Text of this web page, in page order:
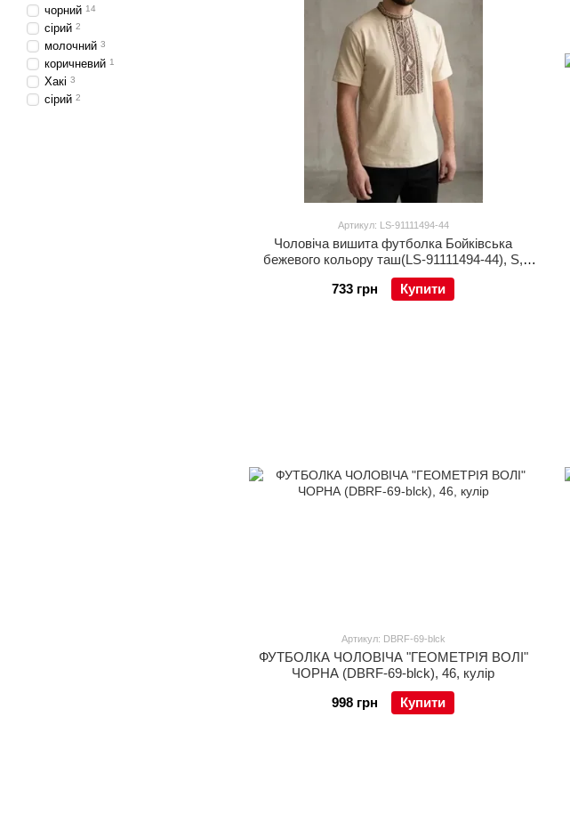
Артикул: LS-91111494-44
Чоловіча вишита футболка Бойківська
бежевого кольору таш(LS-91111494-44), S,
бавовна
733 грн
Купити
Артикул: DBRF-69-blck
ФУТБОЛКА ЧОЛОВІЧА "ГЕОМЕТРІЯ ВОЛІ"
ЧОРНА (DBRF-69-blck), 46, кулір
998 грн
Купити
чорний 14
сірий 2
молочний 3
коричневий 1
Хакі 3
сірий 2